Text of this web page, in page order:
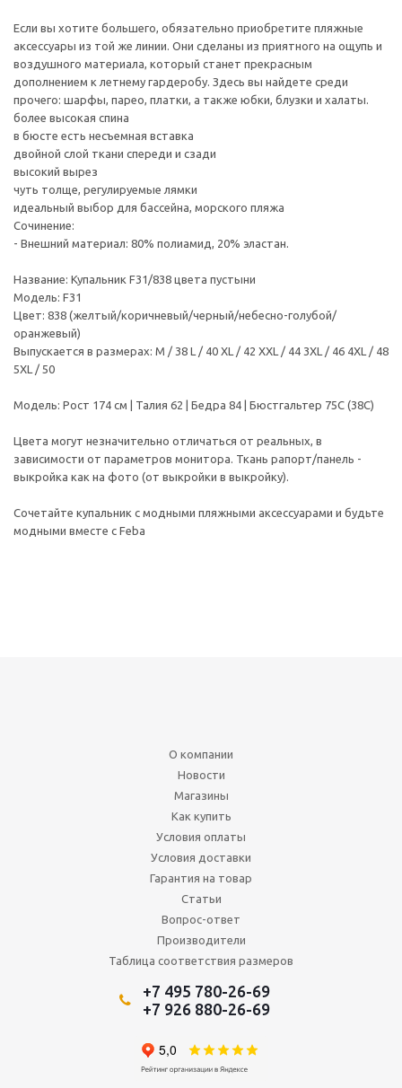
Если вы хотите большего, обязательно приобретите пляжные
аксессуары из той же линии. Они сделаны из приятного на ощупь и
воздушного материала, который станет прекрасным
дополнением к летнему гардеробу. Здесь вы найдете среди
прочего: шарфы, парео, платки, а также юбки, блузки и халаты.
более высокая спина
в бюсте есть несъемная вставка
двойной слой ткани спереди и сзади
высокий вырез
чуть толще, регулируемые лямки
идеальный выбор для бассейна, морского пляжа
Сочинение:
- Внешний материал: 80% полиамид, 20% эластан.
Название: Купальник F31/838 цвета пустыни
Модель: F31
Цвет: 838 (желтый/коричневый/черный/небесно-голубой/
оранжевый)
Выпускается в размерах: M / 38 L / 40 XL / 42 XXL / 44 3XL / 46 4XL / 48
5XL / 50
Модель: Рост 174 см | Талия 62 | Бедра 84 | Бюстгальтер 75С (38С)
Цвета могут незначительно отличаться от реальных, в
зависимости от параметров монитора. Ткань рапорт/панель -
выкройка как на фото (от выкройки в выкройку).
Сочетайте купальник с модными пляжными аксессуарами и будьте
модными вместе с Feba
О компании
Новости
Магазины
Как купить
Условия оплаты
Условия доставки
Гарантия на товар
Статьи
Вопрос-ответ
Производители
Таблица соответствия размеров
+7 495 780-26-69
+7 926 880-26-69